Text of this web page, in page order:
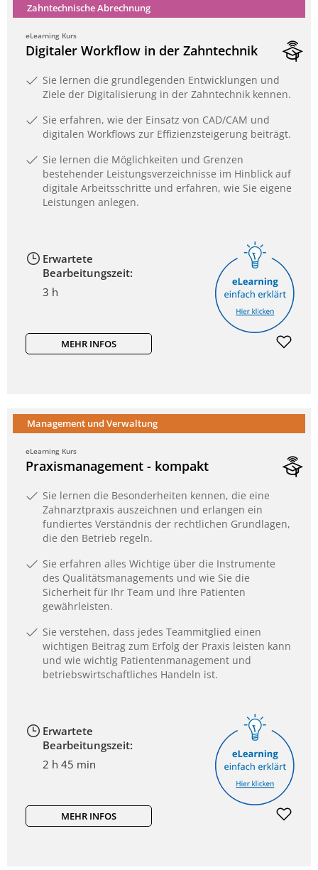
Zahntechnische Abrechnung
eLearning Kurs
Digitaler Workflow in der Zahntechnik
Sie lernen die grundlegenden Entwicklungen und
Ziele der Digitalisierung in der Zahntechnik kennen.
Sie erfahren, wie der Einsatz von CAD/CAM und
digitalen Workflows zur Effizienzsteigerung beiträgt.
Sie lernen die Möglichkeiten und Grenzen
bestehender Leistungsverzeichnisse im Hinblick auf
digitale Arbeitsschritte und erfahren, wie Sie eigene
Leistungen anlegen.
Erwartete
Bearbeitungszeit:
3 h
MEHR INFOS
Management und Verwaltung
eLearning Kurs
Praxismanagement - kompakt
Sie lernen die Besonderheiten kennen, die eine
Zahnarztpraxis auszeichnen und erlangen ein
fundiertes Verständnis der rechtlichen Grundlagen,
die den Betrieb regeln.
Sie erfahren alles Wichtige über die Instrumente
des Qualitätsmanagements und wie Sie die
Sicherheit für Ihr Team und Ihre Patienten
gewährleisten.
Sie verstehen, dass jedes Teammitglied einen
wichtigen Beitrag zum Erfolg der Praxis leisten kann
und wie wichtig Patientenmanagement und
betriebswirtschaftliches Handeln ist.
Erwartete
Bearbeitungszeit:
2 h 45 min
MEHR INFOS